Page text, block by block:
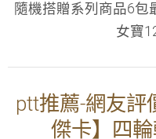
隨機搭贈系列商品6包
女寶
ptt推薦-網友評
傑卡】四